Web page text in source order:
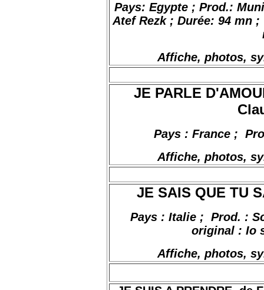
Pays: Egypte ; Prod.:
Atef Rezk ; Durée: 94 mn
Affiche, photos,
JE PARLE
Pays : France ;
Affiche, photos,
JE SAIS QUE TU
Pays : Italie ; Prod. :
original : Io
Affiche, photos,